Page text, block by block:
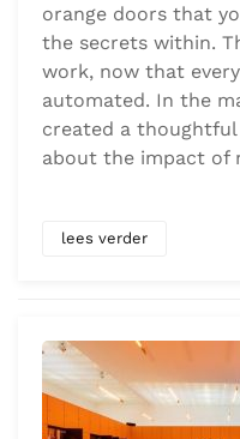
orange doors that
the secrets within.
work, now that
automated. In the
created a
about the impact of
lees verder